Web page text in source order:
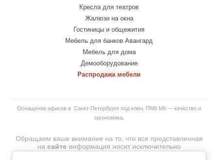
Кресла для театров
Жалюзи на окна
Гостиницы и общежития
Мебель для банков Авангард
Мебель для дома
Демооборудование
Распродажа мебели
Оснащение офисов в Санкт-Петербурге под ключ. ПМК МК — качество и
эргономика.
Обращаем ваше внимание на то, что вся представленная
на сайтеинформация носит исключительно